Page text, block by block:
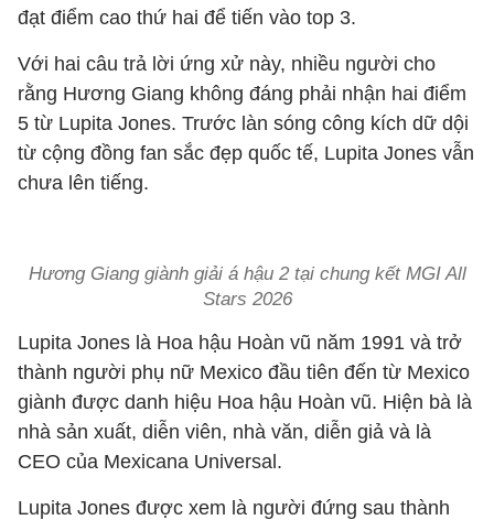
đạt điểm cao thứ hai để tiến vào top 3.
Với hai câu trả lời ứng xử này, nhiều người cho
rằng Hương Giang không đáng phải nhận hai điểm
5 từ Lupita Jones. Trước làn sóng công kích dữ dội
từ cộng đồng fan sắc đẹp quốc tế, Lupita Jones vẫn
chưa lên tiếng.
Hương Giang giành giải á hậu 2 tại chung kết MGI All
Stars 2026
Lupita Jones là Hoa hậu Hoàn vũ năm 1991 và trở
thành người phụ nữ Mexico đầu tiên đến từ Mexico
giành được danh hiệu Hoa hậu Hoàn vũ. Hiện bà là
nhà sản xuất, diễn viên, nhà văn, diễn giả và là
CEO của Mexicana Universal.
Lupita Jones được xem là người đứng sau thành